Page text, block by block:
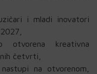
i mladi inovatori
kreativna
četvrti,
na otvorenom,